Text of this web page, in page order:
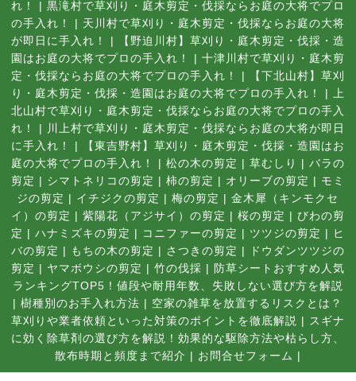
れ！
| 黒滝村で草刈り・庭木剪定・伐採ならお庭の大将でプロ
の手入れ！
| 天川村で草刈り・庭木剪定・伐採ならお庭の大将
が即日に手入れ！
|
【野迫川村】草刈り・庭木剪定・伐採・造
園はお庭の大将でプロの手入れ！
| 十津川村で草刈り・庭木剪
定・伐採ならお庭の大将でプロの手入れ！
|
【下北山村】草刈
り・庭木剪定・伐採・造園はお庭の大将でプロの手入れ！
|
上
北山村で草刈り・庭木剪定・伐採ならお庭の大将でプロの手入
れ！
|
川上村で草刈り・庭木剪定・伐採ならお庭の大将が即日
に手入れ！
|
【東吉野村】草刈り・庭木剪定・伐採・造園はお
庭の大将でプロの手入れ！
| 松の木の剪定 | 草むしり | バラの
剪定 | シマトネリコの剪定 | 柿の剪定 | オリーブの剪定 | モミ
ジの剪定 | イチジクの剪定 | 梅の剪定 | 金木犀（キンモクセ
イ）の剪定 | 紫陽花（アジサイ）の剪定 | 桜の剪定 | びわの剪
定 | ハナミズキの剪定 | コニファーの剪定 | ツツジの剪定 | ヒ
バの剪定 | もちの木の剪定 | さつきの剪定 |
ドウダンツツジの
剪定 | ヤマボウシの剪定 | 竹の伐採 | 防草シートおすすめ人気
ランキングTOP5！値段や耐用年数、失敗しない選び方を解説
| 樹種別のお手入れ方法 | 空家の雑草を放置するリスクとは？
草刈りや業者依頼といった対策のポイントを徹底解説 | スギナ
に効く除草剤の選び方を解説！効果的な駆除方法や枯らし方、
散布時期と頻度まで紹介 | お問合せフォーム |